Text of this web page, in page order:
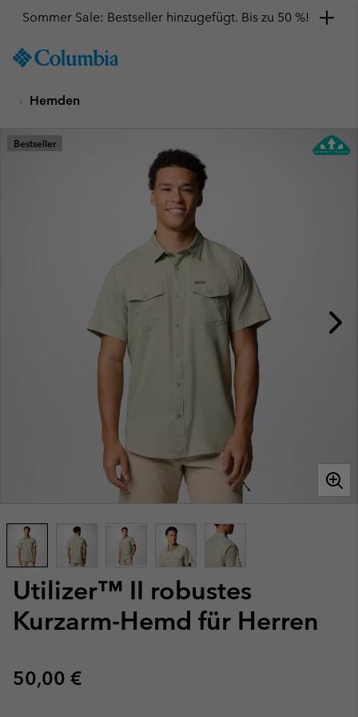
TO
SKIP
MAIN
NAV
Sommer Sale: Bestseller hinzugefügt. Bis zu 50 %!
Hemden
Utilizer™ II robustes
Kurzarm-Hemd für Herren
Regular price:
50,00 €
Bestseller